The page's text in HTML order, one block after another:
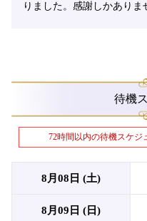
りました。感謝しかありま
待機
72時間以内の待機スケジ
8月08日 (土)
8月09日 (日)